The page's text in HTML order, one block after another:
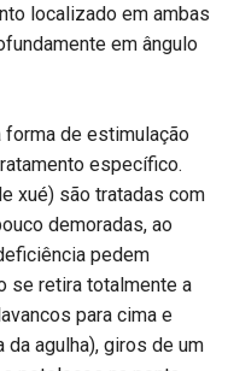
localizado em ambas
em ângulo
forma de estimulação
específico.
xué) são tratadas com
demoradas, ao
pedem
se retira totalmente a
para cima e
da agulha), giros de um